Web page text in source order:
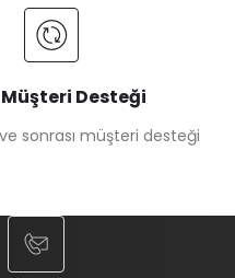
Desteği
sonrası müşteri desteği